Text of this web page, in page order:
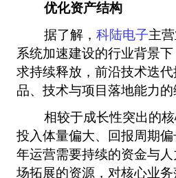
优化资产结构
据了解， 科陆电子主
系统加速建设的行业背景
求持续释放，前沿技术迭
品、技术与项目落地能力的
相较于成长性突出的核
投入体量偏大、回报周期
年运营需要持续的资金与
场拓展的资源，对核心业